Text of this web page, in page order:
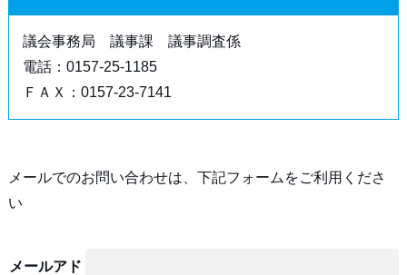
議会事務局 議事課 議事調査係
電話：0157-25-1185
ＦＡＸ：0157-23-7141
メールでのお問い合わせは、下記フォームをご利用くださ
い
メールアド